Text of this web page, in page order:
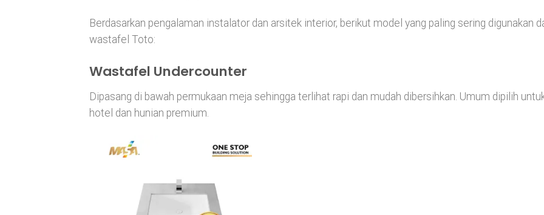
Berdasarkan pengalaman instalator dan arsitek interior, berikut model yang paling sering digunakan
wastafel Toto:
Wastafel Undercounter
Dipasang di bawah permukaan meja sehingga terlihat rapi dan mudah dibersihkan. Umum dipilih
hotel dan hunian premium.